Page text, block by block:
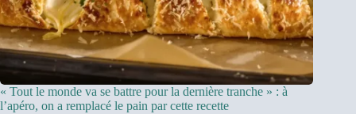
« Tout le monde va se battre pour la dernière tranche » : à
l’apéro, on a remplacé le pain par cette recette